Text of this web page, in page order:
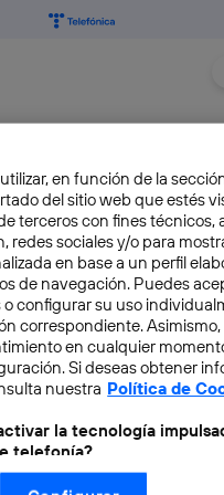
La Unión Europea
propio Starlink: se
y una parte se hace
España
José María López
Cómo funciona el
satelital
José María López
en función de la
del sitio web que estés
terceros con fines técnicos,
redes sociales y/o para
en base a un perfil
de navegación. Puedes
o configurar su uso
correspondiente.
en cualquier
Si deseas obtener
nuestra Política de
la tecnología
telefonía?
S.A., utilizamos la tecnología